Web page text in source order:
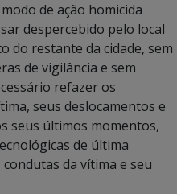
de ação homicida
despercebido pelo local
do restante da cidade, sem
de vigilância e sem
refazer os
seus deslocamentos e
seus últimos momentos,
de última
da vítima e seu